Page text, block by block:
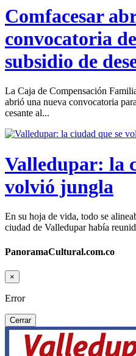
Comfacesar
convocatoria
subsidio de
La Caja de Compensación
abrió una nueva convocatoria
cesante al...
Valledupar: la
volvió jungla
En su hoja de vida, todo se
ciudad de Valledupar había
PanoramaCultural.com.co
×
Error
Cerrar